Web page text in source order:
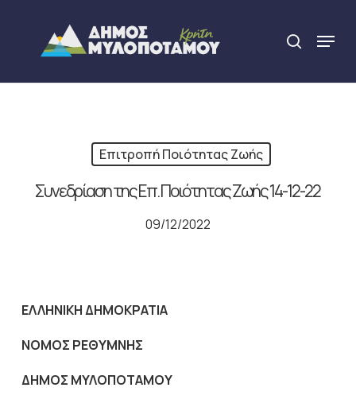
content
search
Menu
Επιτροπή Ποιότητας Ζωής
Συνεδρίαση της Επ. Ποιότητας Ζωής 14-12-22
09/12/2022
ΕΛΛΗΝΙΚΗ ΔΗΜΟΚΡΑΤΙΑ
NOMOΣ ΡΕΘΥΜΝΗΣ
ΔΗΜΟΣ ΜΥΛΟΠΟΤΑΜΟΥ
Close